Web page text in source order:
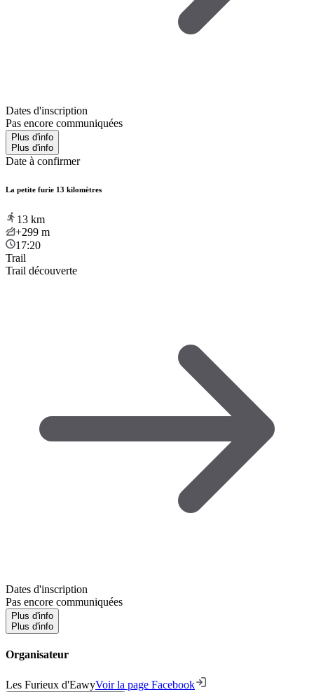
Dates d'inscription
Pas encore communiquées
Plus d'info
Plus d'info
Date à confirmer
La petite furie 13 kilomètres
13 km
+299 m
17:20
Trail
Trail découverte
Dates d'inscription
Pas encore communiquées
Plus d'info
Plus d'info
Organisateur
Les Furieux d'EawyVoir la page Facebook